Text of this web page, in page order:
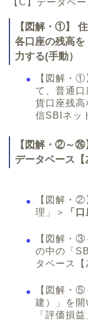
【図解・①】
各口座の残高
力する(手動）
【図解・
て、普通
貨口座残
信SBIネッ
【図解・②～㉖
データベース【
【図解・
理」＞
「
【図解・
の中の「
タベース
【図解・
建）」を
「評価損